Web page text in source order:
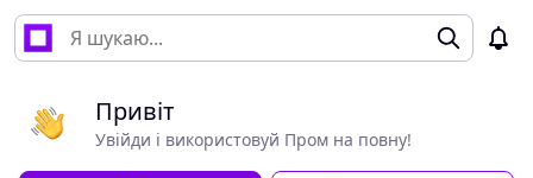
Привіт
Увійди і використовуй Пром на повну!